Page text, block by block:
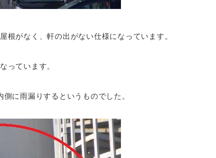
根がなく、軒の出がない仕様になっています。
っています。
に雨漏りするというものでした。